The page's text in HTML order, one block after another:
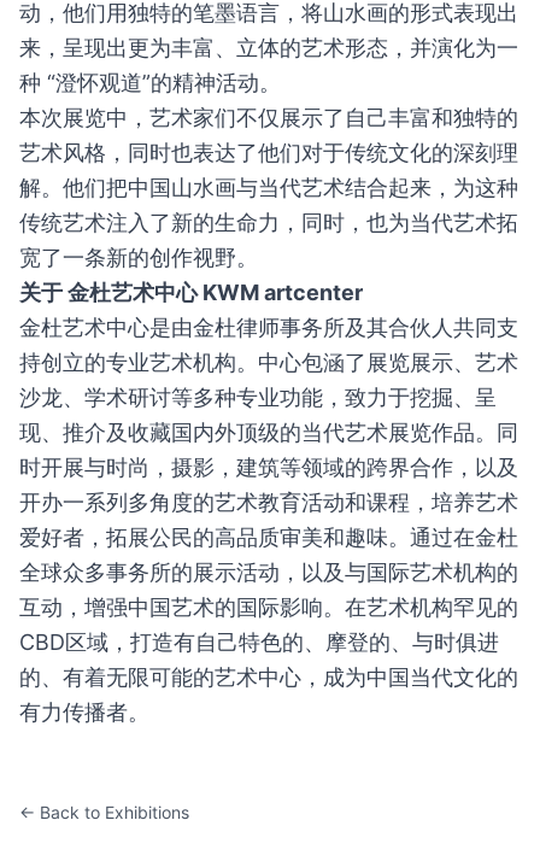
动，他们用独特的笔墨语言，将山水画的形式表现出
来，呈现出更为丰富、立体的艺术形态，并演化为一
种 “澄怀观道”的精神活动。
本次展览中，艺术家们不仅展示了自己丰富和独特的
艺术风格，同时也表达了他们对于传统文化的深刻理
解。他们把中国山水画与当代艺术结合起来，为这种
传统艺术注入了新的生命力，同时，也为当代艺术拓
宽了一条新的创作视野。
关于 金杜艺术中心 KWM artcenter
金杜艺术中心是由金杜律师事务所及其合伙人共同支
持创立的专业艺术机构。中心包涵了展览展示、艺术
沙龙、学术研讨等多种专业功能，致力于挖掘、呈
现、推介及收藏国内外顶级的当代艺术展览作品。同
时开展与时尚，摄影，建筑等领域的跨界合作，以及
开办一系列多角度的艺术教育活动和课程，培养艺术
爱好者，拓展公民的高品质审美和趣味。通过在金杜
全球众多事务所的展示活动，以及与国际艺术机构的
互动，增强中国艺术的国际影响。在艺术机构罕见的
CBD区域，打造有自己特色的、摩登的、与时俱进
的、有着无限可能的艺术中心，成为中国当代文化的
有力传播者。
← Back to Exhibitions